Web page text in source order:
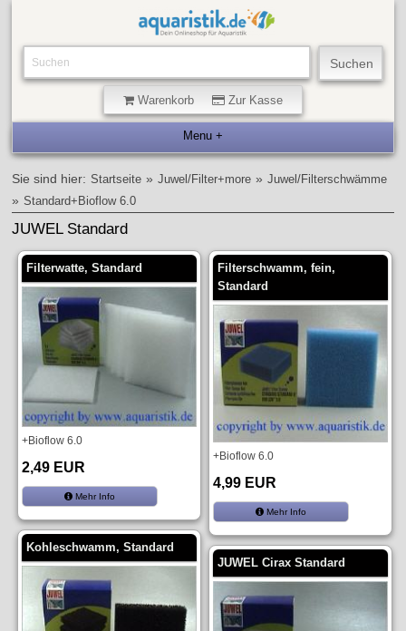
Warenkorb Zur Kasse
Sie sind hier: Startseite » Juwel/Filter+more » Juwel/Filterschwämme
» Standard+Bioflow 6.0
JUWEL Standard
Filterwatte, Standard
+Bioflow 6.0
2,49 EUR
Mehr Info
Kohleschwamm, Standard
Filterschwamm, fein,
Standard
+Bioflow 6.0
4,99 EUR
Mehr Info
JUWEL Cirax Standard